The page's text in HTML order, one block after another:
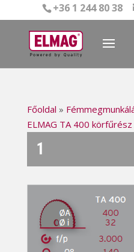
+36 1 244 80 38
Főoldal »
ELMAG TA 400
1